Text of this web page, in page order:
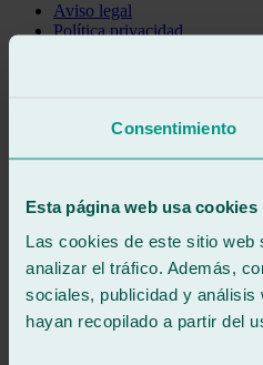
Consentimiento
Esta página web usa cookies
Las cookies de este sitio
analizar el tráfico. Además,
sociales, publicidad y análisis
hayan recopilado a partir del
Aviso legal
Política privacidad
900 333 733